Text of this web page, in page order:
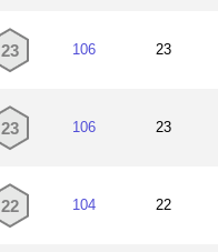
23 106 23
23 106 23
22 104 22